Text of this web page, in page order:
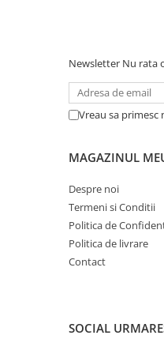
Romane de dragoste, Carti
Senzatii/Dragoste
Senzatii/Thriller
SF & Fantasy
Teens Book Club
Adezivi si benzi adezive
Newsletter Nu rata
Vreau sa
MAGAZINUL
Despre noi
Termeni si Conditii
Politica de
Politica de livrare
Contact
SOCIAL